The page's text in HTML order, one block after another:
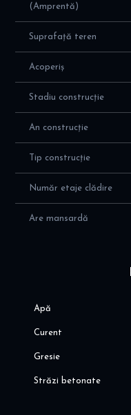
(Amprentă)
Suprafață teren
Acoperiș
Stadiu construcție
An construcție
Tip construcție
Număr etaje clădire
Are mansardă
Apă
Curent
Gresie
Străzi betonate